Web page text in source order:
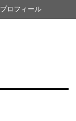
プロフィール